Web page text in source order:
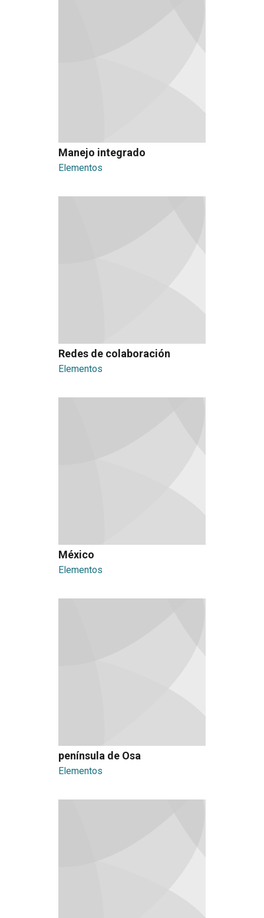
Manejo integrado
Elementos
Redes de colaboración
Elementos
México
Elementos
península de Osa
Elementos